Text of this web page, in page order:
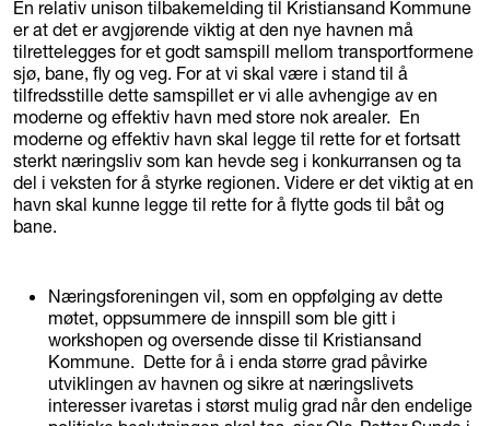
En relativ unison tilbakemelding til Kristiansand Kommune
er at det er avgjørende viktig at den nye havnen må
tilrettelegges for et godt samspill mellom transportformene
sjø, bane, fly og veg. For at vi skal være i stand til å
tilfredsstille dette samspillet er vi alle avhengige av en
moderne og effektiv havn med store nok arealer. En
moderne og effektiv havn skal legge til rette for et fortsatt
sterkt næringsliv som kan hevde seg i konkurransen og ta
del i veksten for å styrke regionen. Videre er det viktig at en
havn skal kunne legge til rette for å flytte gods til båt og
bane.
Næringsforeningen vil, som en oppfølging av dette
møtet, oppsummere de innspill som ble gitt i
workshopen og oversende disse til Kristiansand
Kommune. Dette for å i enda større grad påvirke
utviklingen av havnen og sikre at næringslivets
interesser ivaretas i størst mulig grad når den endelige